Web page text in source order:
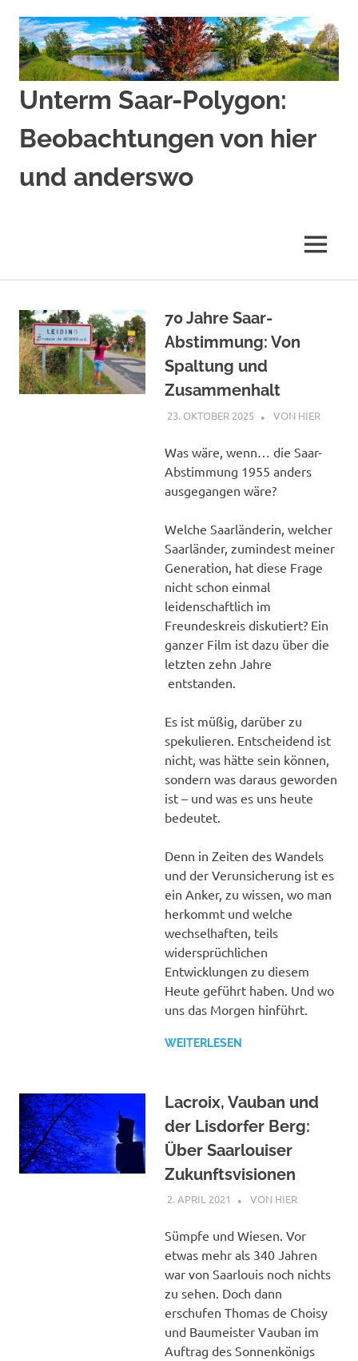
Inhalt
springen
Unterm Saar-Polygon:
Beobachtungen von hier
und anderswo
MENÜ
70 Jahre Saar-
Abstimmung: Von
Spaltung und
Zusammenhalt
23. OKTOBER 2025 STEPHAN
VON HIER
Was wäre, wenn… die Saar-
Abstimmung 1955 anders
ausgegangen wäre?
Welche Saarländerin, welcher
Saarländer, zumindest meiner
Generation, hat diese Frage
nicht schon einmal
leidenschaftlich im
Freundeskreis diskutiert? Ein
ganzer Film ist dazu über die
letzten zehn Jahre
entstanden.
Es ist müßig, darüber zu
spekulieren. Entscheidend ist
nicht, was hätte sein können,
sondern was daraus geworden
ist – und was es uns heute
bedeutet.
Denn in Zeiten des Wandels
und der Verunsicherung ist es
ein Anker, zu wissen, wo man
herkommt und welche
wechselhaften, teils
widersprüchlichen
Entwicklungen zu diesem
Heute geführt haben. Und wo
uns das Morgen hinführt.
WEITERLESEN
Lacroix, Vauban und
der Lisdorfer Berg:
Über Saarlouiser
Zukunftsvisionen
2. APRIL 2021 STEPHAN
VON HIER
Sümpfe und Wiesen. Vor
etwas mehr als 340 Jahren
war von Saarlouis noch nichts
zu sehen. Doch dann
erschufen Thomas de Choisy
und Baumeister Vauban im
Auftrag des Sonnenkönigs